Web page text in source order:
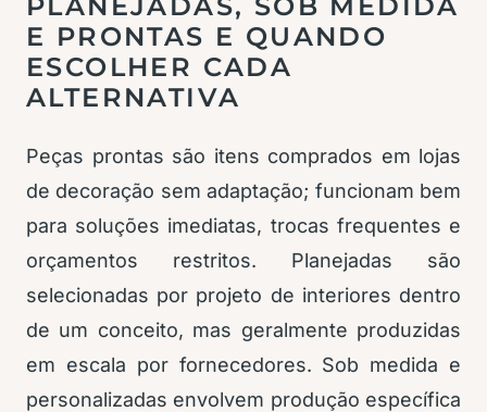
E PRONTAS E QUANDO
ESCOLHER CADA
ALTERNATIVA
Peças prontas são itens comprados em lojas
de decoração sem adaptação; funcionam bem
para soluções imediatas, trocas frequentes e
orçamentos restritos. Planejadas são
selecionadas por projeto de interiores dentro
de um conceito, mas geralmente produzidas
em escala por fornecedores. Sob medida e
personalizadas envolvem produção específica